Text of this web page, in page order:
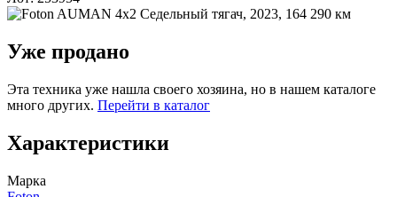
Уже продано
Эта техника уже нашла своего хозяина, но в нашем каталоге
много других. Перейти в каталог
Характеристики
Марка